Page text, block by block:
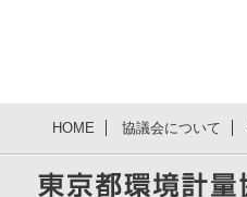
HOME 協議会について